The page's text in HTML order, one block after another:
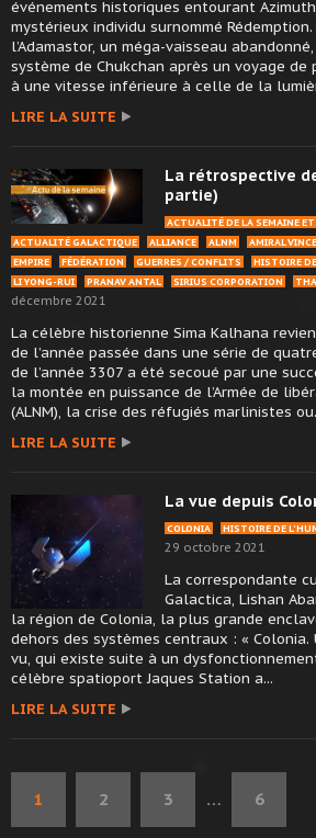
événements historiques entourant
mystérieux individu surnommé
l’Adamastor, un méga-vaisseau
système de Chukchan après un voyage de
à une vitesse inférieure à celle de la
LIRE LA SUITE
La rétrospective
partie)
ACTUALITÉ DE LA SEMAINE
ACTUALITÉ GALACTIQUE
ALLIANCE ALNM AMIRAL
EMPIRE
FÉDÉRATION GUERRES / CONFLITS HISTOIRE
LI YONG-RUI
PRANAV ANTAL SIRIUS CORPORATION
décembre 2021
La célèbre historienne Sima Kalhana
de l’année passée dans une série de
de l’année 3307 a été secoué par une
la montée en puissance de l’Armée de
(ALNM), la crise des réfugiés marlinistes
LIRE LA SUITE
La vue depuis
COLONIA HISTOIRE DE
29 octobre 2021
La correspondante
Galactica, Lishan
la région de Colonia, la plus grande
dehors des systèmes centraux : «
vu, qui existe suite à un
célèbre spatioport Jaques Station a...
LIRE LA SUITE
1 2 3 … 6